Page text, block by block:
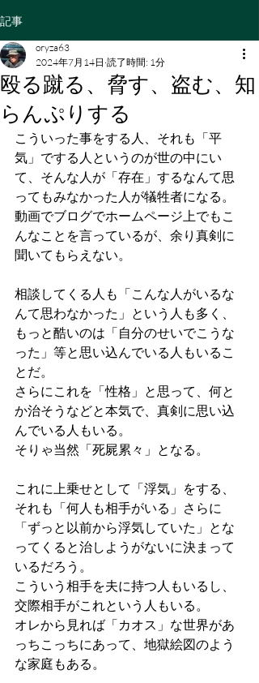
記事
殴る蹴る、脅す、盗む、知
らんぷりする
oryza63
2024年7月14日 読了時間: 1分
こういった事をする人、それも「平
気」でする人というのが世の中にい
て、そんな人が「存在」するなんて思
ってもみなかった人が犠牲者になる。
動画でブログでホームページ上でもこ
んなことを言っているが、余り真剣に
聞いてもらえない。
相談してくる人も「こんな人がいるな
んて思わなかった」という人も多く、
もっと酷いのは「自分のせいでこうな
った」等と思い込んでいる人もいるこ
とだ。
さらにこれを「性格」と思って、何と
か治そうなどと本気で、真剣に思い込
んでいる人もいる。
そりゃ当然「死屍累々」となる。
これに上乗せとして「浮気」をする、
それも「何人も相手がいる」さらに
「ずっと以前から浮気していた」とな
ってくると治しようがないに決まって
いるだろう。
こういう相手を夫に持つ人もいるし、
交際相手がこれという人もいる。
オレから見れば「カオス」な世界があ
っちこっちにあって、地獄絵図のよう
な家庭もある。